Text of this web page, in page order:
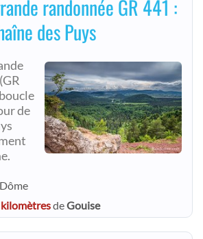
randonnée GR 441 :
des Puys
de
deGouise